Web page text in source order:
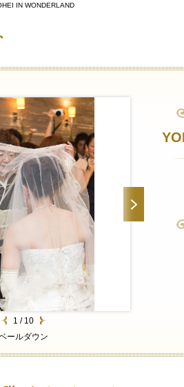
IN WONDERLAND
ールダウン
1 / 10